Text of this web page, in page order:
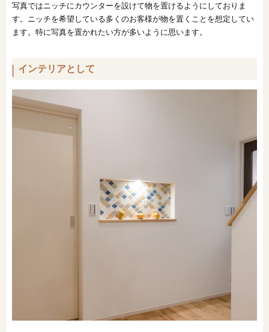
写真ではニッチにカウンターを設けて物を置けるようにしておりま
す。ニッチを希望している多くのお客様が物を置くことを想定してい
ます。特に写真を置かれたい方が多いように思います。
インテリアとして